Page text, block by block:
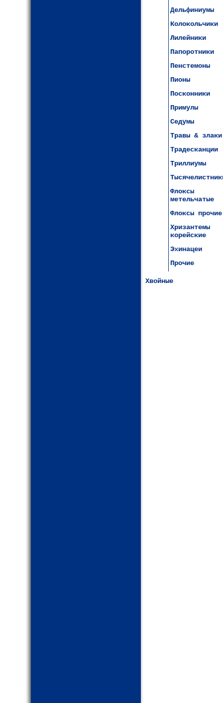
Дельфиниумы
Колокольчики
Лилейники
Папоротники
Пенстемоны
Пионы
Посконники
Примулы
Седумы
Травы & злаки
Традесканции
Триллиумы
Флоксы
метельчатые
Флоксы прочие
Хризантемы
корейские
Эхинацеи
Прочие
Хвойные